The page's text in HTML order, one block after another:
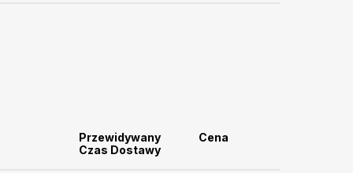
Przewidywany
Czas Dostawy
Cena